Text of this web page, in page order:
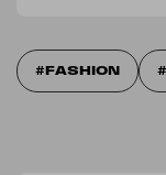
FASHION